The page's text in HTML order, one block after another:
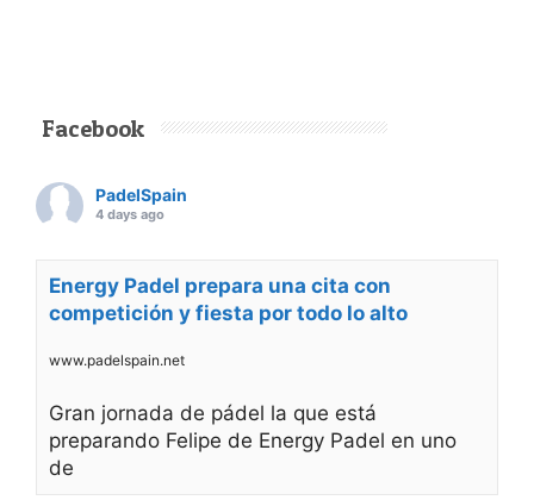
Facebook
PadelSpain
4 days ago
Energy Padel prepara una cita con
competición y fiesta por todo lo alto
www.padelspain.net
Gran jornada de pádel la que está
preparando Felipe de Energy Padel en uno
de